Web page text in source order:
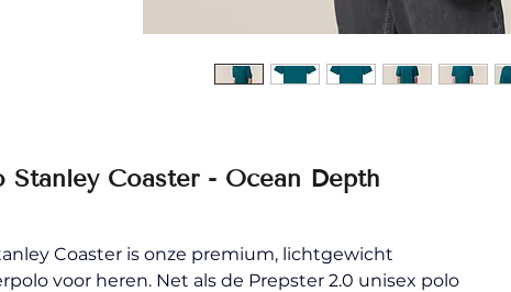
Stanley Coaster - Ocean Depth
Coaster is onze premium, lichtgewicht
voor heren. Net als de Prepster 2.0 unisex polo